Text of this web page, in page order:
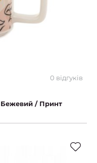
0 відгуків
/ Принт